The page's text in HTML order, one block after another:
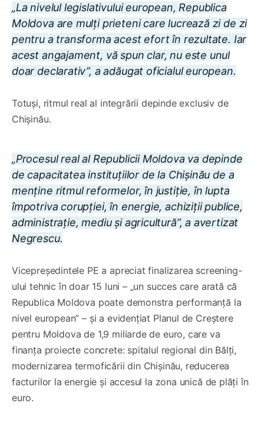
„La nivelul legislativului european, Republica
Moldova are mulți prieteni care lucrează zi de zi
pentru a transforma acest efort în rezultate. Iar
acest angajament, vă spun clar, nu este unul
doar declarativ”, a adăugat oficialul european.
Totuși, ritmul real al integrării depinde exclusiv de
Chișinău.
„Procesul real al Republicii Moldova va depinde
de capacitatea instituțiilor de la Chișinău de a
menține ritmul reformelor, în justiție, în lupta
împotriva corupției, în energie, achiziții publice,
administrație, mediu și agricultură”, a avertizat
Negrescu.
Vicepreședintele PE a apreciat finalizarea screening-
ului tehnic în doar 15 luni – „un succes care arată că
Republica Moldova poate demonstra performanță la
nivel european” – și a evidențiat Planul de Creștere
pentru Moldova de 1,9 miliarde de euro, care va
finanța proiecte concrete: spitalul regional din Bălți,
modernizarea termoficării din Chișinău, reducerea
facturilor la energie și accesul la zona unică de plăți în
euro.